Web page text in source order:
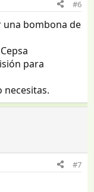
#6
una bombona de
para
necesitas.
#7